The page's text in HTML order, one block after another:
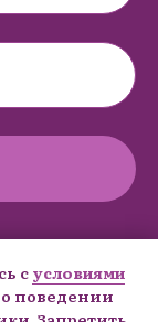
с условиями
поведении